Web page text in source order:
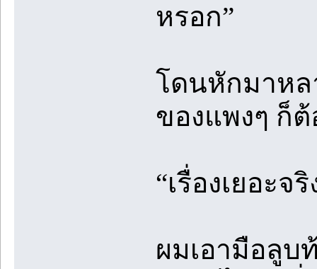
หรอก”
โดนหักมาหล
ของแพงๆ ก็ต้
“เรื่องเยอะจริ
ผมเอามือลูบ